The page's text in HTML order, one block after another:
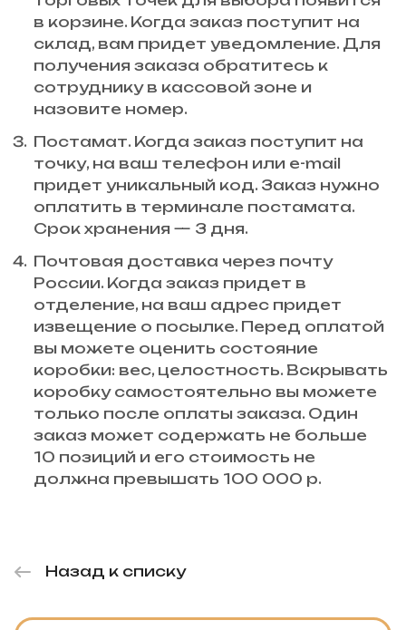
в корзине. Когда заказ поступит на
склад, вам придет уведомление. Для
получения заказа обратитесь к
сотруднику в кассовой зоне и
назовите номер.
Постамат. Когда заказ поступит на
точку, на ваш телефон или e-mail
придет уникальный код. Заказ нужно
оплатить в терминале постамата.
Срок хранения — 3 дня.
Почтовая доставка через почту
России. Когда заказ придет в
отделение, на ваш адрес придет
извещение о посылке. Перед оплатой
вы можете оценить состояние
коробки: вес, целостность. Вскрывать
коробку самостоятельно вы можете
только после оплаты заказа. Один
заказ может содержать не больше
10 позиций и его стоимость не
должна превышать 100 000 р.
Назад к списку